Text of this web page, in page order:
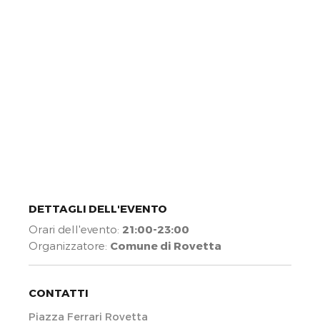
DETTAGLI DELL'EVENTO
Orari dell'evento: 21:00-23:00
Organizzatore: Comune di Rovetta
CONTATTI
Piazza Ferrari Rovetta